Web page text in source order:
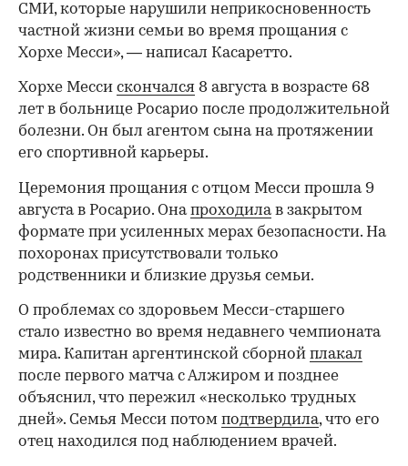
СМИ, которые нарушили неприкосновенность
частной жизни семьи во время прощания с
Хорхе Месси», — написал Касаретто.
Хорхе Месси скончался 8 августа в возрасте 68
лет в больнице Росарио после продолжительной
болезни. Он был агентом сына на протяжении
его спортивной карьеры.
00:00
Церемония прощания с отцом Месси прошла 9
августа в Росарио. Онапроходилав закрытом
формате при усиленных мерах безопасности. На
похоронах присутствовали только
родственники и близкие друзья семьи.
О проблемах со здоровьем Месси-старшего
стало известно во время недавнего чемпионата
мира. Капитан аргентинской сборной плакал
после первого матча с Алжиром и позднее
объяснил, что пережил «несколько трудных
дней». Семья Месси потом подтвердила, что его
отец находился под наблюдением врачей.